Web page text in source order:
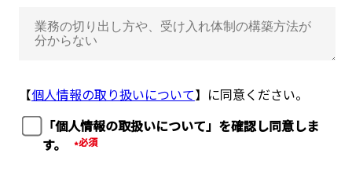
【個人情報の取り扱いについて】に同意ください。
「個人情報の取扱いについて」を確認し同意しま
す。
*